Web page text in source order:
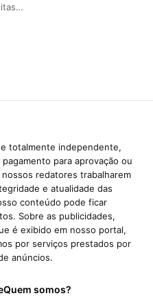
totalmente independente,
para aprovação ou
redatores trabalharem
e atualidade das
conteúdo pode ficar
Sobre as publicidades,
é exibido em nosso portal,
por serviços prestados por
anúncios.
Quem somos?